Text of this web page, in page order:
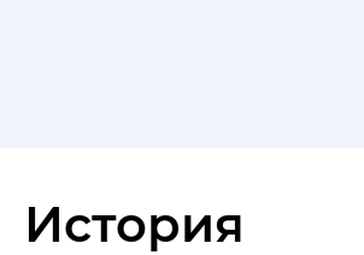
История